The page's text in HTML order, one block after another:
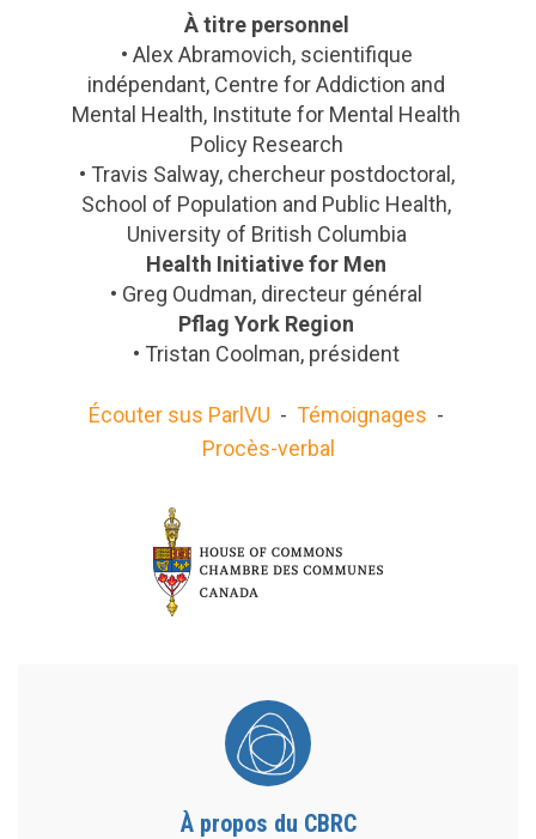
À titre personnel
• Alex Abramovich, scientifique
indépendant, Centre for Addiction and
Mental Health, Institute for Mental Health
Policy Research
• Travis Salway, chercheur postdoctoral,
School of Population and Public Health,
University of British Columbia
Health Initiative for Men
• Greg Oudman, directeur général
Pflag York Region
• Tristan Coolman, président
Écouter sus ParlVU - Témoignages -
Procès-verbal
À propos du CBRC